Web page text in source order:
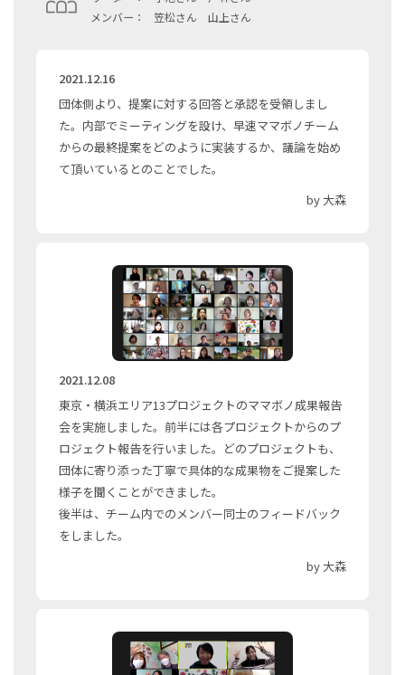
メンバー：
笠松さん 山上さん
2021.12.16
団体側より、提案に対する回答と承認を受領しまし
た。内部でミーティングを設け、早速ママボノチーム
からの最終提案をどのように実装するか、議論を始め
て頂いているとのことでした。
by 大森
2021.12.08
東京・横浜エリア13プロジェクトのママボノ成果報告
会を実施しました。前半には各プロジェクトからのプ
ロジェクト報告を行いました。どのプロジェクトも、
団体に寄り添った丁寧で具体的な成果物をご提案した
様子を聞くことができました。
後半は、チーム内でのメンバー同士のフィードバック
をしました。
by 大森